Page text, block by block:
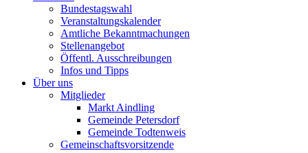
Bundestagswahl
Veranstaltungskalender
Amtliche Bekanntmachungen
Stellenangebot
Öffentl. Ausschreibungen
Infos und Tipps
Über uns
Mitglieder
Markt Aindling
Gemeinde Petersdorf
Gemeinde Todtenweis
Gemeinschaftsvorsitzende